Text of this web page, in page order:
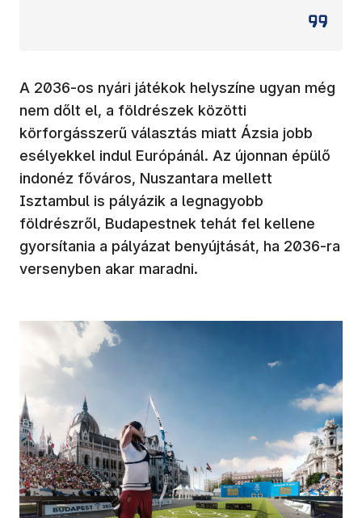
A 2036-os nyári játékok helyszíne ugyan még
nem dőlt el, a földrészek közötti
körforgásszerű választás miatt Ázsia jobb
esélyekkel indul Európánál. Az újonnan épülő
indonéz főváros, Nuszantara mellett
Isztambul is pályázik a legnagyobb
földrészről, Budapestnek tehát fel kellene
gyorsítania a pályázat benyújtását, ha 2036-ra
versenyben akar maradni.